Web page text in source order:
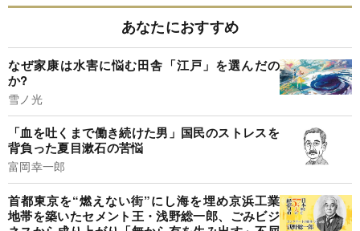
あなたにおすすめ
なぜ家康は水害に悩む田舎「江戸」を選んだの
か?
雪ノ光
「血を吐くまで働き続けた男」国民のストレスを
背負った夏目漱石の苦悩
富岡幸一郎
首都東京を“燃えない街”にし海を埋め京浜工業
地帯を築いたセメント王・浅野総一郎、ごみビジ